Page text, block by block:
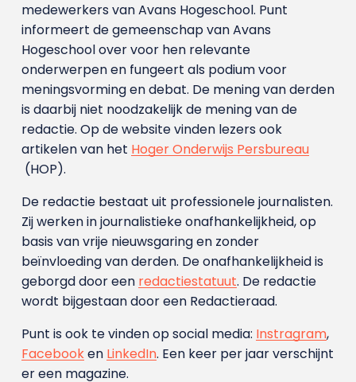
medewerkers van Avans Hoge­school. Punt
informeert de gemeenschap van Avans
Hogeschool over voor hen relevante
onderwerpen en fungeert als podium voor
meningsvorming en debat. De mening van derden
is daarbij niet noodzakelijk de mening van de
redactie. Op de website vinden lezers ook
artikelen van het Hoger Onderwijs Persbureau
(HOP).
De redactie bestaat uit professionele journalisten.
Zij werken in journalistieke onafhankelijkheid, op
basis van vrije nieuwsgaring en zonder
beïnvloeding van derden. De onafhankelijkheid is
geborgd door een redactiestatuut. De redactie
wordt bijgestaan door een Redactieraad.
Punt is ook te vinden op social media: Instragram,
Facebooken LinkedIn. Een keer per jaar verschijnt
er een magazine.